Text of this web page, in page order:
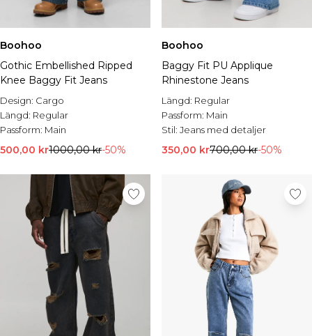
Boohoo
Gothic Embellished Ripped
Knee Baggy Fit Jeans
Design: Cargo
Längd: Regular
Passform: Main
500,00 kr1000,00 kr-50%
Boohoo
Baggy Fit PU Applique
Rhinestone Jeans
Längd: Regular
Passform: Main
Stil: Jeans med detaljer
350,00 kr700,00 kr-50%